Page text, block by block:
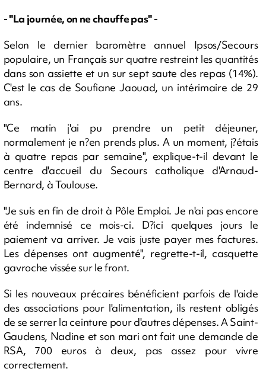
- "La journée, on ne chauffe pas" -
Selon le dernier baromètre annuel Ipsos/Secours
populaire, un Français sur quatre restreint les quantités
dans son assiette et un sur sept saute des repas (14%).
C'est le cas de Soufiane Jaouad, un intérimaire de 29
ans.
"Ce matin j'ai pu prendre un petit déjeuner,
normalement je n?en prends plus. A un moment, j?étais
à quatre repas par semaine", explique-t-il devant le
centre d'accueil du Secours catholique d'Arnaud-
Bernard, à Toulouse.
"Je suis en fin de droit à Pôle Emploi. Je n'ai pas encore
été indemnisé ce mois-ci. D?ici quelques jours le
paiement va arriver. Je vais juste payer mes factures.
Les dépenses ont augmenté", regrette-t-il, casquette
gavroche vissée sur le front.
Si les nouveaux précaires bénéficient parfois de l'aide
des associations pour l'alimentation, ils restent obligés
de se serrer la ceinture pour d'autres dépenses. A Saint-
Gaudens, Nadine et son mari ont fait une demande de
RSA, 700 euros à deux, pas assez pour vivre
correctement.